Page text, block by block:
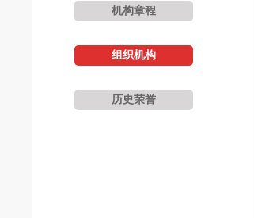
机构章程
组织机构
历史荣誉